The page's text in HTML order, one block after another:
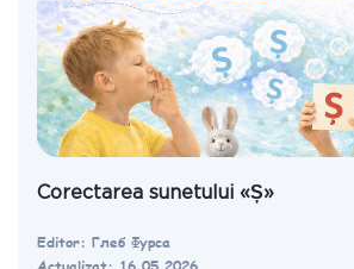
Corectarea sunetului «Ș»
Editor: Глеб Фурса
Actualizat: 16.05.2026